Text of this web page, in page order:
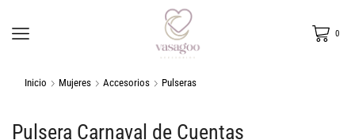
0
Inicio Mujeres Accesorios Pulseras
Pulsera Carnaval de Cuentas